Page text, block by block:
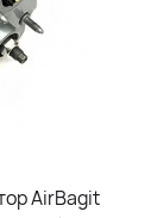
AirBagit